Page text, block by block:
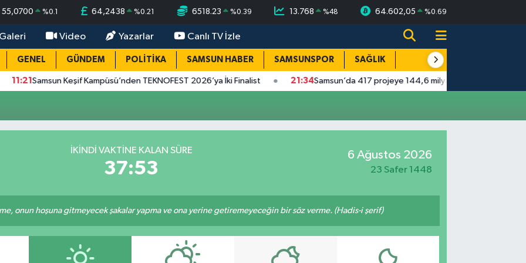
55,0700 %0.1 64,2438 %0.21 6518.23 %0.39 13.768 %48 64.602,05 %0.69
Video Yazarlar Canlı TV İzle
GENEL GÜNDEM POLİTİKA SAMSUN HABER SAMSUNSPOR SAĞLIK TEKNOLOJİ
Samsun Keşif Kampüsü’nden TEKNOFEST 2026’ya İki Finalist 21:34Samsun’da 417 projeye 144,6 milyar TL yatırım
İKINDI VAKTINE KALAN SÜRE
37:52
6 Ağustos 2026
23 Safer 1448
onun hoşuna gitmeyecek şakalar yapma ve ona yerine getiremeyeceğin bir söz verme. (Hadis-i şerif)